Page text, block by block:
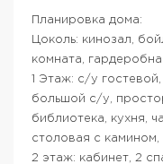
Планировка дома:
Цоколь: кинозал,
комната,
1 Этаж: с/у
большой с/у,
библиотека, кухня,
столовая с камином,
2 этаж: кабинет, 2